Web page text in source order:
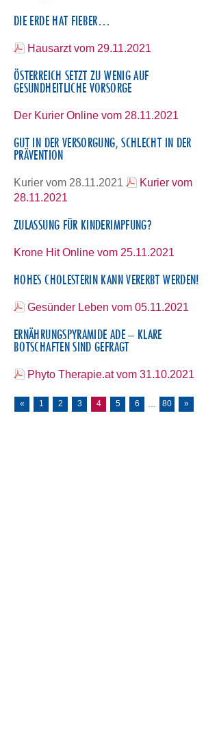
DIE ERDE HAT FIEBER…
Hausarzt vom 29.11.2021
ÖSTERREICH SETZT ZU WENIG AUF
GESUNDHEITLICHE VORSORGE
Der Kurier Online vom 28.11.2021
GUT IN DER VERSORGUNG, SCHLECHT IN DER
PRÄVENTION
Kurier vom 28.11.2021
Kurier vom
28.11.2021
ZULASSUNG FÜR KINDERIMPFUNG?
Krone Hit Online vom 25.11.2021
HOHES CHOLESTERIN KANN VERERBT WERDEN!
Gesünder Leben vom 05.11.2021
ERNÄHRUNGSPYRAMIDE ADE – KLARE
BOTSCHAFTEN SIND GEFRAGT
Phyto Therapie.at vom 31.10.2021
« 1 2 3 4 5 6 … 80 »